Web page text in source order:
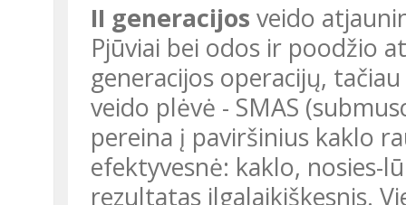
II generacijos veido
Pjūviai bei odos ir poodžio
generacijos operacijų,
veido plėvė - SMAS
pereina į paviršinius kaklo
efektyvesnė: kaklo, nosies-
rezultatas ilgalaikiškesnis.